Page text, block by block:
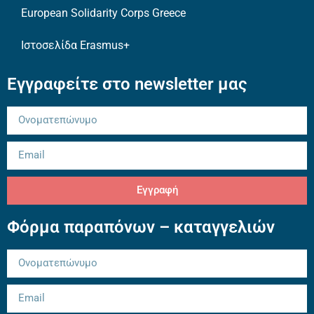
European Solidarity Corps Greece
Ιστοσελίδα Erasmus+
Εγγραφείτε στο newsletter μας
Εγγραφή
Φόρμα παραπόνων – καταγγελιών